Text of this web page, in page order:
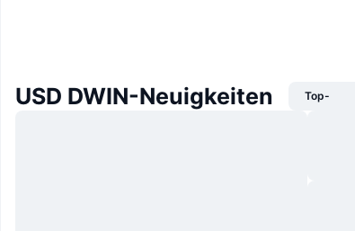
USD DWIN-Neuigkeiten Top-